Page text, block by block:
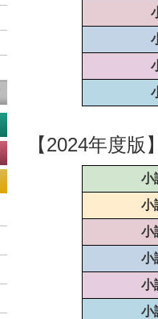
【2024年度版
小
小
小
小
小
小